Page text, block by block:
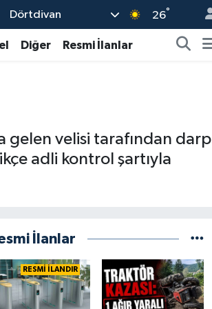
Dörtdivan 26°
Diğer Resmi İlanlar
gelen velisi tarafından darp
adli kontrol şartıyla
İlanlar
RESMİ İLANDIR